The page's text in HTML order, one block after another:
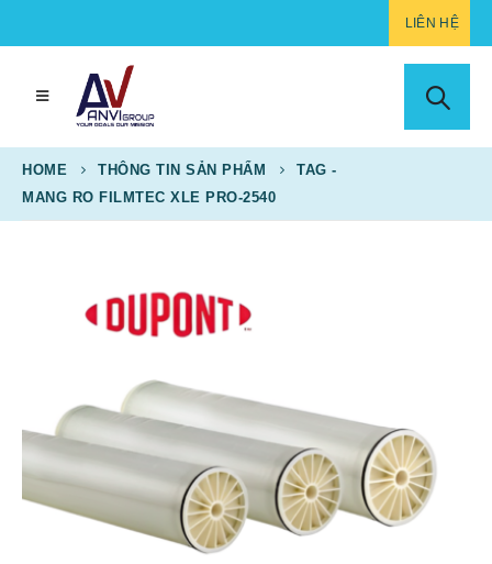
LIÊN HỆ
HOME THÔNG TIN SẢN PHẨM
TAG -
MANG RO FILMTEC XLE PRO-2540